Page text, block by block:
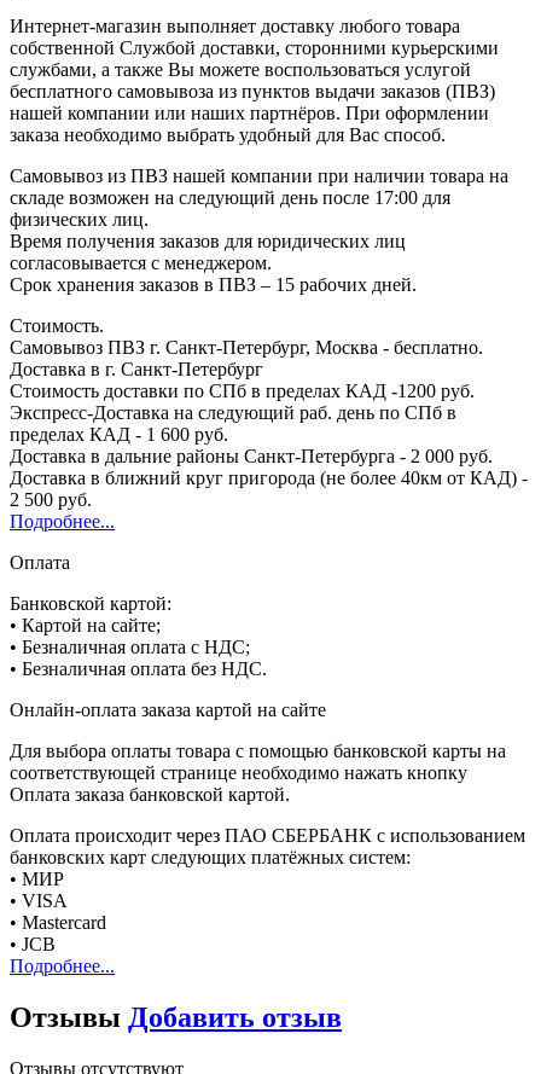
Интернет-магазин выполняет доставку любого товара
собственной Службой доставки, сторонними курьерскими
службами, а также Вы можете воспользоваться услугой
бесплатного самовывоза из пунктов выдачи заказов (ПВЗ)
нашей компании или наших партнёров. При оформлении
заказа необходимо выбрать удобный для Вас способ.
Самовывоз из ПВЗ нашей компании при наличии товара на
складе возможен на следующий день после 17:00 для
физических лиц.
Время получения заказов для юридических лиц
согласовывается с менеджером.
Срок хранения заказов в ПВЗ – 15 рабочих дней.
Стоимость.
Самовывоз ПВЗ г. Санкт-Петербург, Москва - бесплатно.
Доставка в г. Санкт-Петербург
Стоимость доставки по СПб в пределах КАД -1200 руб.
Экспресс-Доставка на следующий раб. день по СПб в
пределах КАД - 1 600 руб.
Доставка в дальние районы Санкт-Петербурга - 2 000 руб.
Доставка в ближний круг пригорода (не более 40км от КАД) -
2 500 руб.
Подробнее...
Оплата
Банковской картой:
• Картой на сайте;
• Безналичная оплата с НДС;
• Безналичная оплата без НДС.
Онлайн-оплата заказа картой на сайте
Для выбора оплаты товара с помощью банковской карты на
соответствующей странице необходимо нажать кнопку
Оплата заказа банковской картой.
Оплата происходит через ПАО СБЕРБАНК с использованием
банковских карт следующих платёжных систем:
• МИР
• VISA
• Mastercard
• JCB
Подробнее...
Отзывы Добавить отзыв
Отзывы отсутствуют